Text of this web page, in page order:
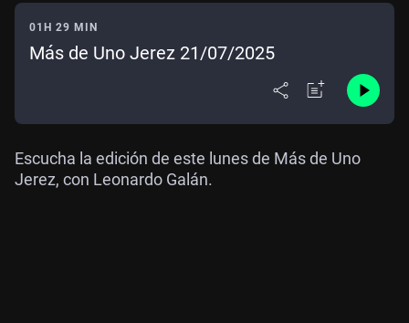
01H 29 MIN
Más de Uno Jerez 21/07/2025
Escucha la edición de este lunes de Más de Uno
Jerez, con Leonardo Galán.